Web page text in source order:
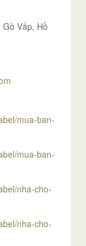
Vấp, Hồ
mua-ban-
mua-ban-
nha-cho-
nha-cho-